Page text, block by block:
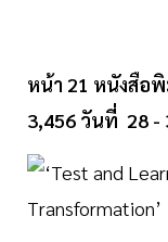
หน้า 21 หนังสือ
3,456 วันที่ 28 -